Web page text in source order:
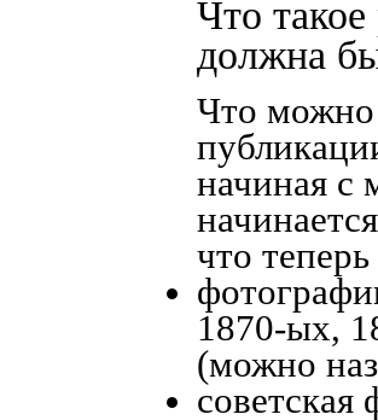
Что
должна
Что можно
начиная c
что
1870-ых,
(можно